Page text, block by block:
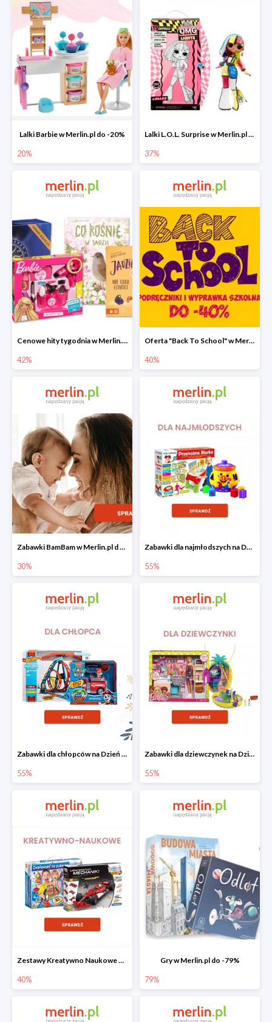
Lalki Barbie w Merlin.pl do -20%
20%
Lalki L.O.L. Surprise w Merlin.pl do -37%
37%
Cenowe hity tygodnia w Merlin.pl do -42%
42%
Oferta "Back To School" w Merlin.pl do -40%
40%
Zabawki BamBam w Merlin.pl d -30%
30%
Zabawki dla najmłodszych na Dzień Dziecka w Merlin.pl do -55%
55%
Zabawki dla chłopców na Dzień Dziecka w Merlin.pl do -55%
55%
Zabawki dla dziewczynek na Dzień Dziecka w Merlin.pl do -55%
55%
Zestawy Kreatywno Naukowe do -40%
40%
Gry w Merlin.pl do -79%
79%